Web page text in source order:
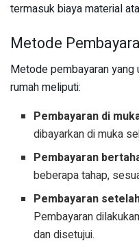
termasuk biaya material
Metode
Metode pembayaran yang
rumah meliputi:
Pembayaran di
dibayarkan di muka
Pembayaran
beberapa tahap,
Pembayaran
Pembayaran
dan disetujui.